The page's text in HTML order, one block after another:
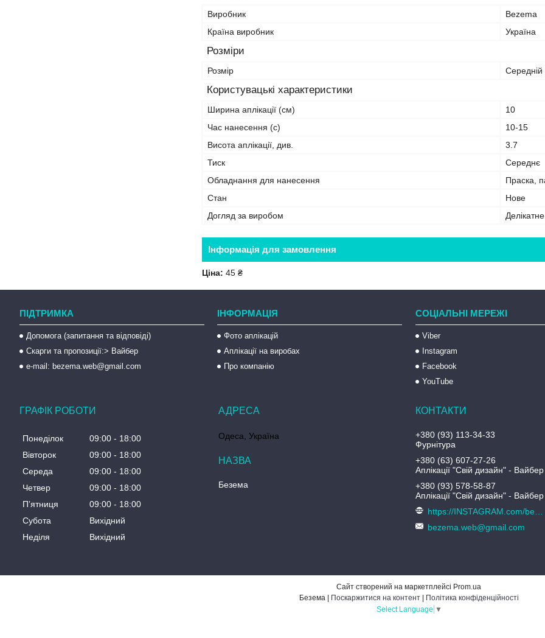
Виробник
Bezema
Країна виробник
Україна
Розміри
Розмір Середній
Користувацькі характеристики
Ширина аплікації (см)
10
Час нанесення (с)
10-15
Висота аплікації, див.
3.7
Тиск
Середнє
Обладнання для нанесення
Праска,
Стан
Нове
Догляд за виробом
Інформація для замовлення
Ціна: 45 ₴
ПІДТРИМКА
Допомога (запитання та відповіді)
Скарги та пропозиції:> Вайбер
e-mail: bezema.web@gmail.com
ІНФОРМАЦІЯ
Фото аплікацій
Аплікації на виробах
Про компанію
СОЦІАЛЬНІ МЕРЕЖІ
Viber
Instagram
Facebook
YouTube
ГРАФІК РОБОТИ
Понеділок 09:00
18:00
Вівторок
09:00
18:00
Середа
09:00
18:00
Четвер
09:00
18:00
Пʼятниця
09:00
18:00
Субота
Вихідний
Неділя
Вихідний
Одеса, Україна
Безема
+380 (93) 113-34-33
Фурнітура
+380 (63) 607-27-26
Аплікації "Свій дизайн" - Вайбер
+380 (93) 578-58-87
Аплікації "Свій дизайн" - Вайбер
bezema.web@gmail.com
Сайт створений на маркетплейсі Prom.ua
Поскаржитися на контент
Політика конфіденційності
Select Language ▼